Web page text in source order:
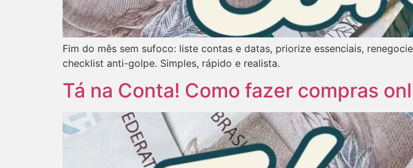
Fim do mês sem sufoco: liste contas e datas, priorize essenciais,
checklist anti-golpe. Simples, rápido e realista.
Tá na Conta! Como fazer compras